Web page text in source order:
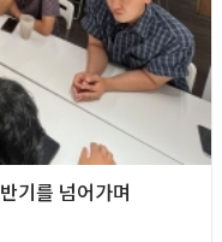
기를 넘어가며